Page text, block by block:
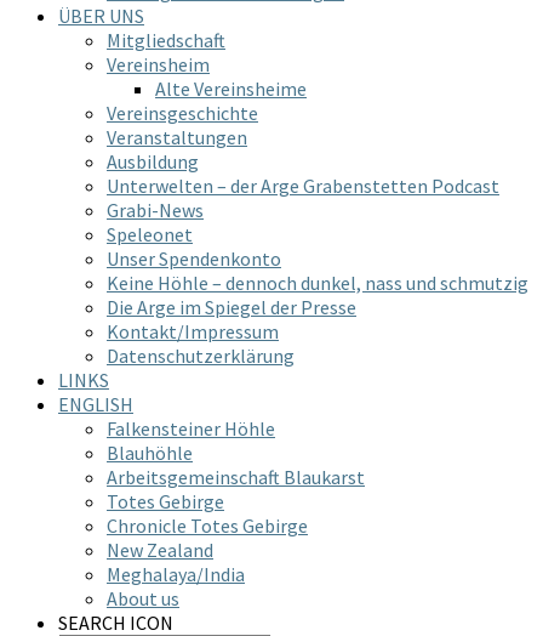
ÜBER UNS
Mitgliedschaft
Vereinsheim
Alte Vereinsheime
Vereinsgeschichte
Veranstaltungen
Ausbildung
Unterwelten – der Arge Grabenstetten Podcast
Grabi-News
Speleonet
Unser Spendenkonto
Keine Höhle – dennoch dunkel, nass und schmutzig
Die Arge im Spiegel der Presse
Kontakt/Impressum
Datenschutzerklärung
LINKS
ENGLISH
Falkensteiner Höhle
Blauhöhle
Arbeitsgemeinschaft Blaukarst
Totes Gebirge
Chronicle Totes Gebirge
New Zealand
Meghalaya/India
About us
SEARCH ICON